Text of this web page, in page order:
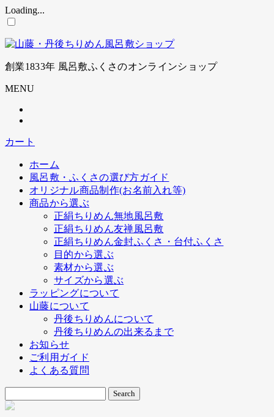
Loading...
コ
テ
ン
ツ
に
プ
創業1833年 風呂敷ふくさのオンラインショップ
MENU
カート
ホーム
風呂敷・ふくさの選び方ガイド
オリジナル商品制作(お名前入れ等)
商品から選ぶ
正絹ちりめん無地風呂敷
正絹ちりめん友禅風呂敷
正絹ちりめん金封ふくさ・台付ふくさ
目的から選ぶ
素材から選ぶ
サイズから選ぶ
ラッピングについて
山藤について
丹後ちりめんについて
丹後ちりめんの出来るまで
お知らせ
ご利用ガイド
よくある質問